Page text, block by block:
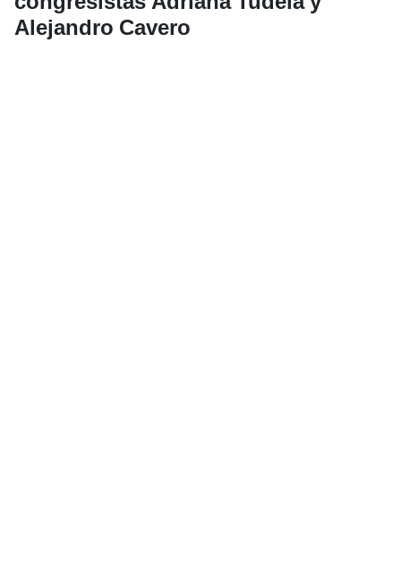
Alejandro Cavero